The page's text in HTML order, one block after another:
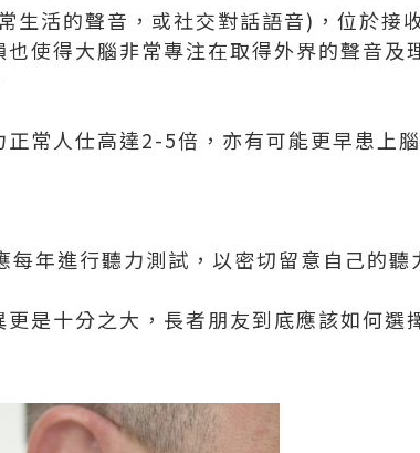
生活的聲音，或社交對話語音)，位於接
使得大腦非常專注在取得外界的聲音及
常人仕高達2-5倍，亦有可能更早患上
年進行聽力測試，以密切留意自己的聽
是十分之大，長者朋友到底應該如何選